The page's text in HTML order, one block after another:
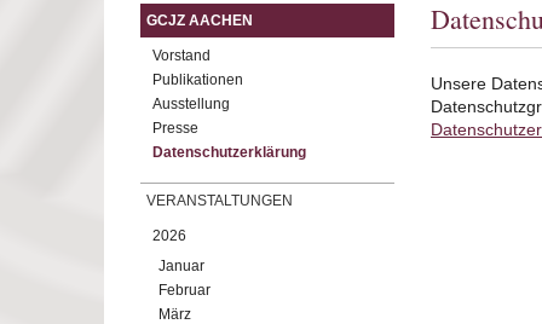
GCJZ AACHEN
Vorstand
Publikationen
Ausstellung
Presse
Datenschutzerklärung
VERANSTALTUNGEN
2026
Januar
Februar
März
Unsere